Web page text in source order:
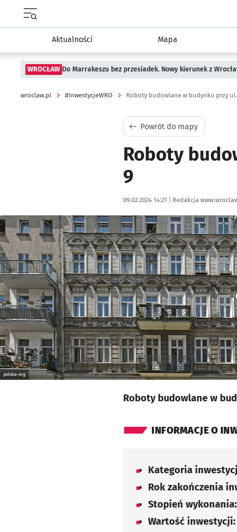
Aktualności Mapa
WROCŁAW Do Marrakeszu bez przesiadek. Nowy kierunek z
wroclaw.pl #InwestycjeWRO Roboty budowlane w budynku przy
Powrót do mapy
Roboty
9
Data publikacji:
09.02.2024 14:21 | Autor:
Redakcja
Kliknij, aby powiększyć
polska-org
Roboty budowlane w
INFORMACJE O
Kategoria
Rok zakończenia
Stopień wykonania:
Wartość inwestycji: